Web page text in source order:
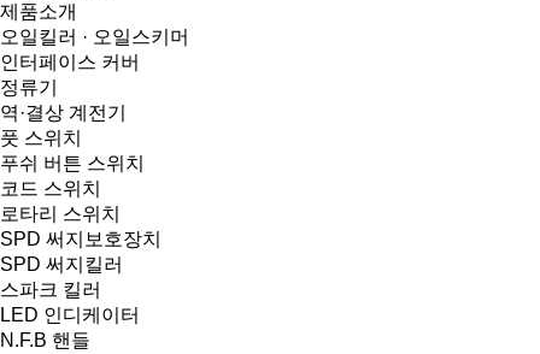
제품소개
오일킬러 · 오일스키머
인터페이스 커버
정류기
역·결상 계전기
풋 스위치
푸쉬 버튼 스위치
코드 스위치
로타리 스위치
SPD 써지보호장치
SPD 써지킬러
스파크 킬러
LED 인디케이터
N.F.B 핸들